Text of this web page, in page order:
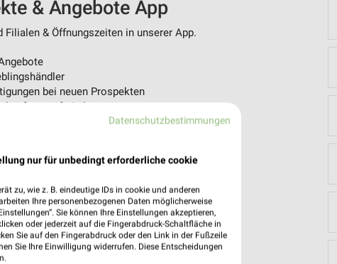
& Angebote App
Filialen & Öffnungszeiten in unserer App.
bei neuen Prospekten
stressfrei planen
Datenschutzbestimmungen
nur für unbedingt erforderliche cookie
zu, wie z. B. eindeutige IDs in cookie und anderen
Ihre personenbezogenen Daten möglicherweise
Sie können Ihre Einstellungen akzeptieren,
oder jederzeit auf die Fingerabdruck-Schaltfläche in
Sie auf den Fingerabdruck oder den Link in der Fußzeile
Sie Ihre Einwilligung widerrufen. Diese Entscheidungen